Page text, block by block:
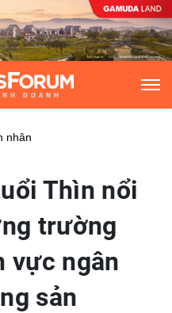
nhân
Thìn nổi
trường
vực ngân
sản